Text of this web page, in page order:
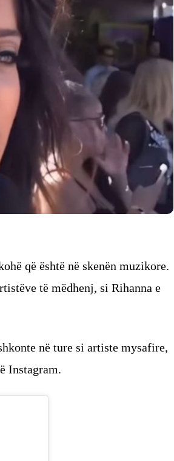
që është në skenën muzikore.
të mëdhenj, si Rihanna e
në ture si artiste mysafire,
Instagram.